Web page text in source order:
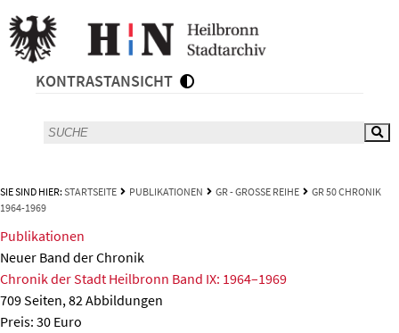
KONTRASTANSICHT
SIE SIND HIER: STARTSEITE PUBLIKATIONEN GR - GROSSE REIHE
GR 50 CHRONIK
1964-1969
Publikationen
Neuer Band der Chronik
Chronik der Stadt Heilbronn Band IX: 1964–1969
709 Seiten, 82 Abbildungen
Preis: 30 Euro